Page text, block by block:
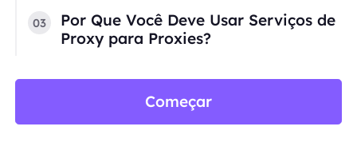
03
Por Que Você Deve Usar Serviços de
Proxy para Proxies?
Começar